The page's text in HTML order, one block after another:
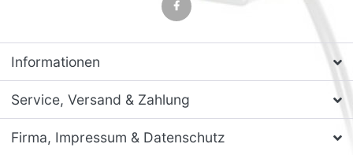
Informationen
Service, Versand & Zahlung
Firma, Impressum & Datenschutz